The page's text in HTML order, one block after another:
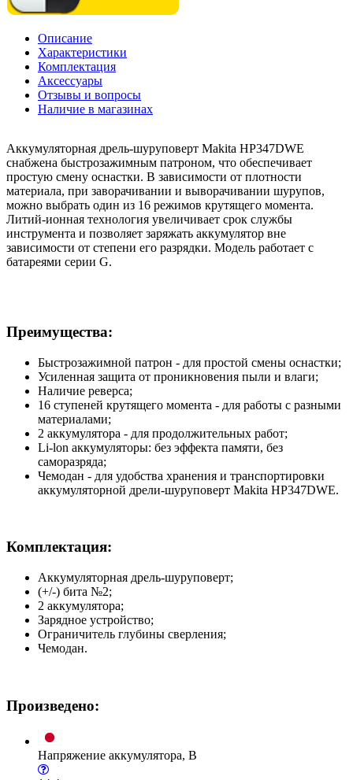
Описание
Характеристики
Комплектация
Аксессуары
Отзывы и вопросы
Наличие в магазинах
Аккумуляторная дрель-шуруповерт Makita HP347DWE
снабжена быстрозажимным патроном, что обеспечивает
простую смену оснастки. В зависимости от плотности
материала, при заворачивании и выворачивании шурупов,
можно выбрать один из 16 режимов крутящего момента.
Литий-ионная технология увеличивает срок службы
инструмента и позволяет заряжать аккумулятор вне
зависимости от степени его разрядки. Модель работает с
батареями серии G.
Преимущества:
Быстрозажимной патрон - для простой смены оснастки;
Усиленная защита от проникновения пыли и влаги;
Наличие реверса;
16 ступеней крутящего момента - для работы с разными
материалами;
2 аккумулятора - для продолжительных работ;
Li-lon аккумуляторы: без эффекта памяти, без
саморазряда;
Чемодан - для удобства хранения и транспортировки
аккумуляторной дрели-шуруповерт Makita HP347DWE.
Комплектация:
Аккумуляторная дрель-шуруповерт;
(+/-) бита №2;
2 аккумулятора;
Зарядное устройство;
Ограничитель глубины сверления;
Чемодан.
Произведено:
Напряжение аккумулятора, В